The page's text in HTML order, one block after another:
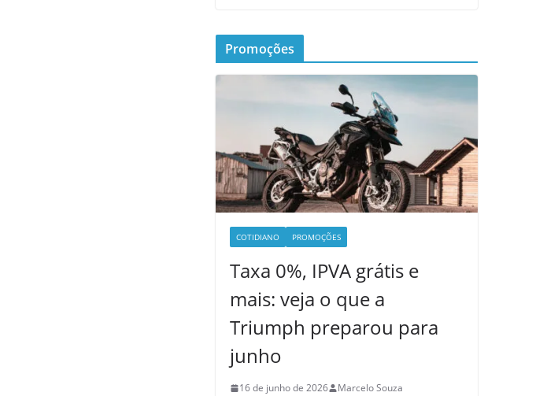
Promoções
COTIDIANO PROMOÇÕES
Taxa 0%, IPVA grátis e
mais: veja o que a
Triumph preparou para
junho
16 de junho de 2026 Marcelo Souza